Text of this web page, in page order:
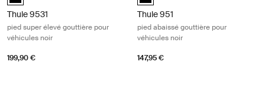
Thule 9531
pied super élevé gouttière pour
véhicules noir
199,90 €
Thule 951
pied abaissé gouttière pour
véhicules noir
147,95 €